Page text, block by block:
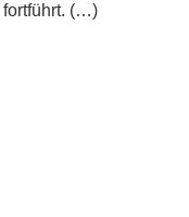
fortführt. (…)